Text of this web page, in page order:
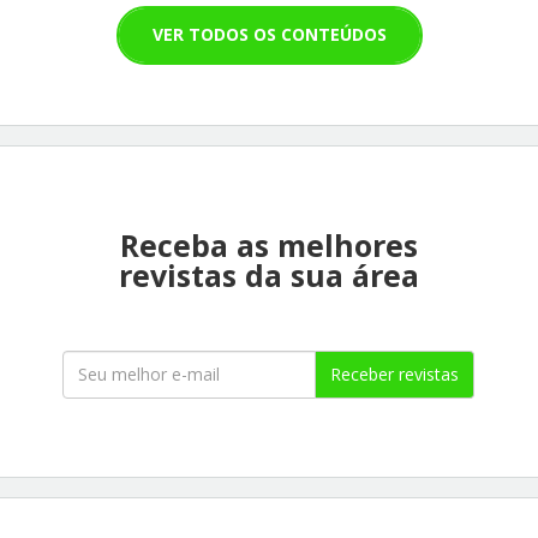
VER TODOS OS CONTEÚDOS
Receba as melhores
revistas da sua área
Receber revistas